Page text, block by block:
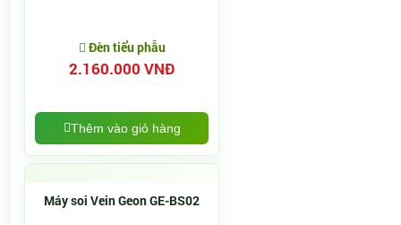
Đèn tiểu phẫu
2.160.000 VNĐ
Thêm vào giỏ hàng
Máy soi Vein Geon GE-BS02